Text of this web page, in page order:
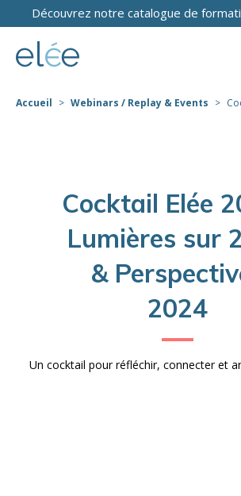
Découvrez notre catalogue de
Accueil Webinars / Replay & Events
Cocktail Elée
Lumières sur
&
2024
Un cocktail pour réfléchir, connecter et